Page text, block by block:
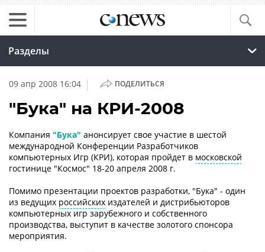
Разделы
09 апр 2008 16:04 | ПОДЕЛИТЬСЯ
"Бука" на КРИ-2008
Компания "Бука" анонсирует свое участие в шестой
международной Конференции Разработчиков
компьютерных Игр (КРИ), которая пройдет в московской
гостинице "Космос" 18-20 апреля 2008 г.
Помимо презентации проектов разработки, "Бука" - один
из ведущих российских издателей и дистрибьюторов
компьютерных игр зарубежного и собственного
производства, выступит в качестве золотого спонсора
мероприятия.